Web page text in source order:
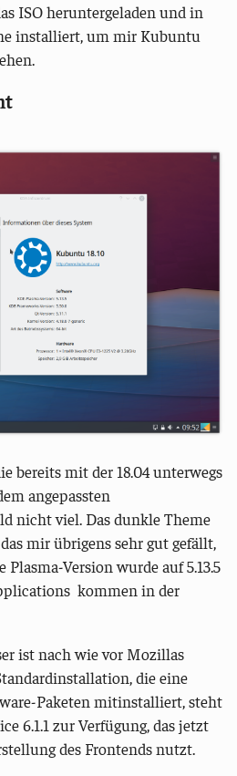
ISO heruntergeladen und in
installiert, um mir Kubuntu
bereits mit der 18.04 unterwegs
angepassten
nicht viel. Das dunkle Theme
mir übrigens sehr gut gefällt,
Version wurde auf 5.13.5
kommen in der
ist nach wie vor Mozillas
die eine
Paketen mitinstalliert, steht
6.1.1 zur Verfügung, das jetzt
des Frontends nutzt.